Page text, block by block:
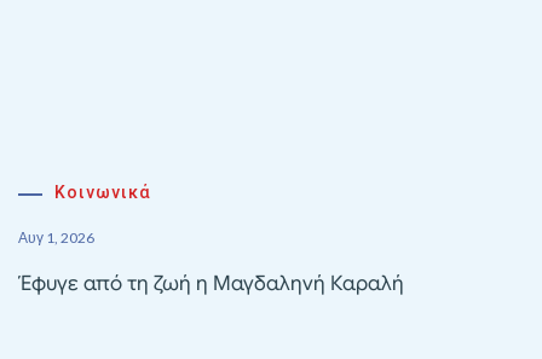
Κοινωνικά
Αυγ 1, 2026
Έφυγε από τη ζωή η Μαγδαληνή Καραλή